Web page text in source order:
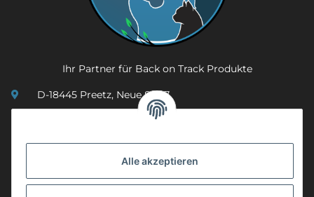
Alle akzeptieren
Ihr Partner für Back on Track Produkte
D-18445 Preetz, Neue Str. 7
info@mobility-in-harmony.de
Informationen